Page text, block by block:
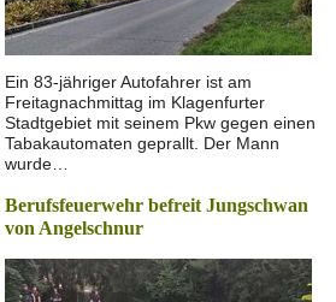
Ein 83-jähriger Autofahrer ist am
Freitagnachmittag im Klagenfurter
Stadtgebiet mit seinem Pkw gegen einen
Tabakautomaten geprallt. Der Mann
wurde…
Berufsfeuerwehr befreit Jungschwan
von Angelschnur